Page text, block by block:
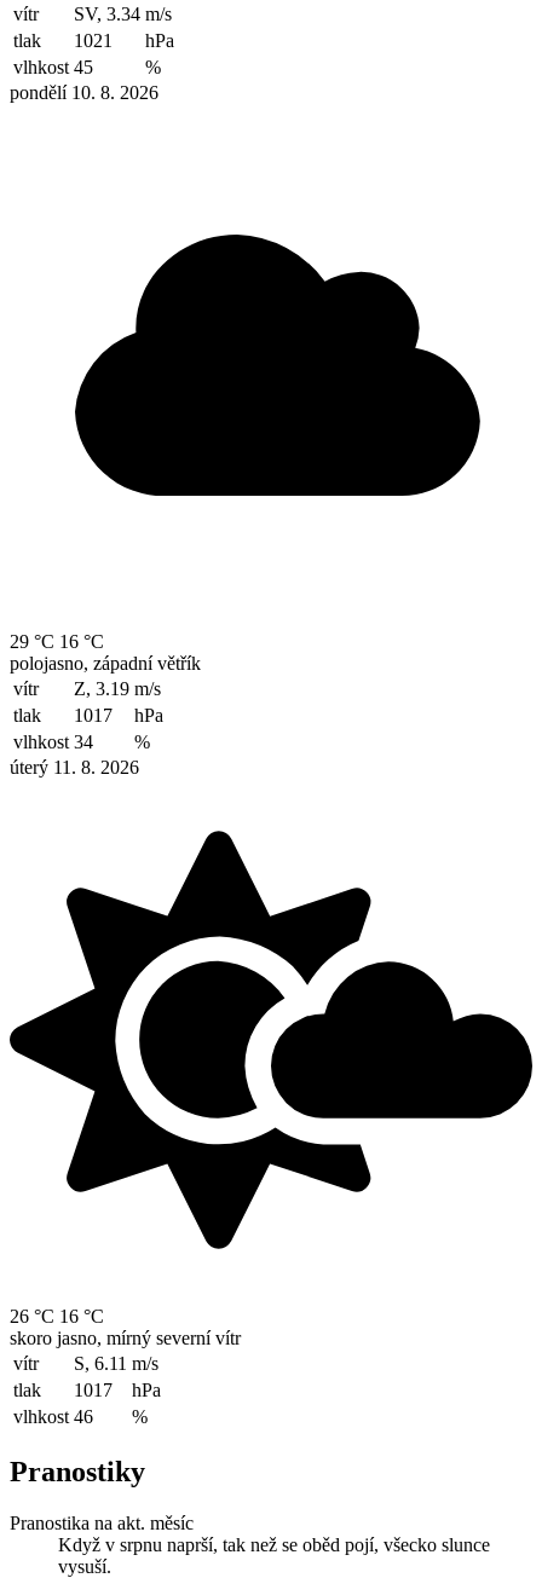
vítr
SV, 3.34 m/s
tlak
1021
hPa
vlhkost 45
%
pondělí 10. 8. 2026
29 °C 16 °C
polojasno, západní větřík
vítr
Z, 3.19 m/s
tlak
1017
hPa
vlhkost 34
%
úterý 11. 8. 2026
26 °C 16 °C
skoro jasno, mírný severní vítr
vítr
S, 6.11 m/s
tlak
1017
hPa
vlhkost 46 %
Pranostiky
Pranostika na akt. měsíc
Když v srpnu naprší, tak než se oběd pojí, všecko slunce
vysuší.